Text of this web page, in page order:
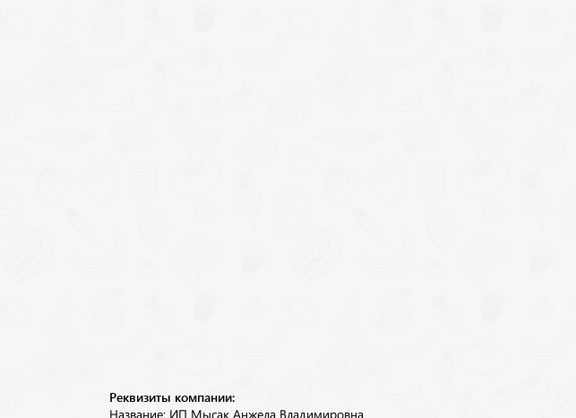
Реквизиты компании:
Название: ИП Мысак Анжела Владимировна